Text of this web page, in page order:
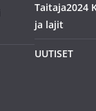
Taitaja2024
ja lajit
UUTISET